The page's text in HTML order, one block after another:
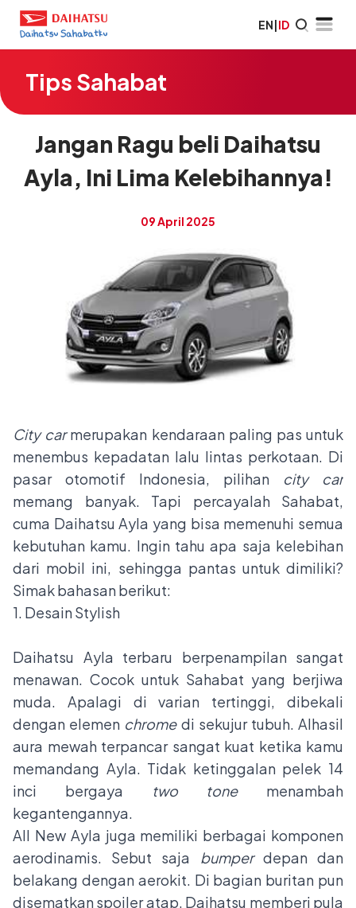
EN|ID
Tips Sahabat
Jangan Ragu beli Daihatsu
Ayla, Ini Lima Kelebihannya!
09 April 2025
City carmerupakan kendaraan paling pas untuk
menembus kepadatan lalu lintas perkotaan. Di
pasar otomotif Indonesia, pilihan city car
memang banyak. Tapi percayalah Sahabat,
cuma Daihatsu Ayla yang bisa memenuhi semua
kebutuhan kamu. Ingin tahu apa saja kelebihan
dari mobil ini, sehingga pantas untuk dimiliki?
Simak bahasan berikut:
1. Desain Stylish
Daihatsu Ayla terbaru berpenampilan sangat
menawan. Cocok untuk Sahabat yang berjiwa
muda. Apalagi di varian tertinggi, dibekali
dengan elemen chromedi sekujur tubuh. Alhasil
aura mewah terpancar sangat kuat ketika kamu
memandang Ayla. Tidak ketinggalan pelek 14
inci bergaya
two tonemenambah
kegantengannya.
All New Ayla juga memiliki berbagai komponen
aerodinamis. Sebut saja bumperdepan dan
belakang dengan aerokit. Di bagian buritan pun
disematkan spoiler atap. Daihatsu memberi pula